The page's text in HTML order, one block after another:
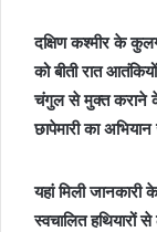
दक्षिण कश्मीर के
को बीती रात
चंगुल से मुक्त कराने के
छापेमारी का
यहां मिली जानकारी
स्वचालित